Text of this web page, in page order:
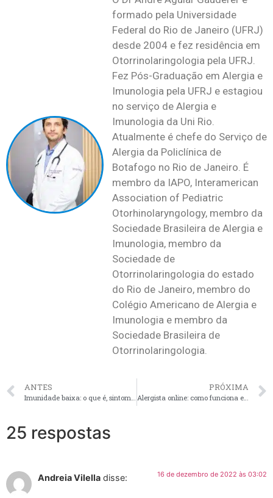
formado pela Universidade
Federal do Rio de Janeiro (UFRJ)
desde 2004 e fez residência em
Otorrinolaringologia pela UFRJ.
Fez Pós-Graduação em Alergia e
Imunologia pela UFRJ e estagiou
no serviço de Alergia e
Imunologia da Uni Rio.
Atualmente é chefe do Serviço de
Alergia da Policlínica de
Botafogo no Rio de Janeiro. É
membro da IAPO, Interamerican
Association of Pediatric
Otorhinolaryngology, membro da
Sociedade Brasileira de Alergia e
Imunologia, membro da
Sociedade de
Otorrinolaringologia do estado
do Rio de Janeiro, membro do
Colégio Americano de Alergia e
Imunologia e membro da
Sociedade Brasileira de
Otorrinolaringologia.
ANTES
Imunidade baixa: o que é, sintomas e como tratar
PRÓXIMA
Alergista online: como funciona e quais as vantagens do atendimento médico virtual?
25 respostas
Andreia Vilella disse: 16 de dezembro de 2022 às 03:02